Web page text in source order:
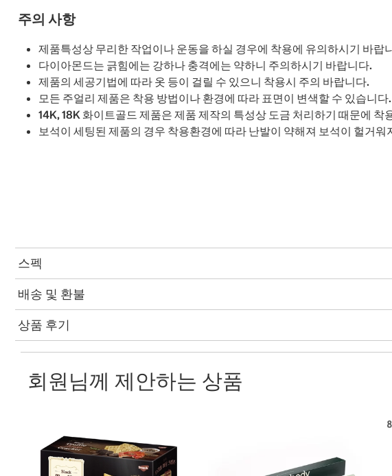
주의 사항
제품특성상 무리한 작업이나 운동을 하실 경우에 착용에 유의하시기 바랍
다이아몬드는 긁힘에는 강하나 충격에는 약하니 주의하시기 바랍니다.
제품의 세공기법에 따라 옷 등이 걸릴 수 있으니 착용시 주의 바랍니다.
모든 주얼리 제품은 착용 방법이나 환경에 따라 표면이 변색할 수 있습니다.
14K, 18K 화이트골드 제품은 제품 제작의 특성상 도금 처리하기 때문에
보석이 세팅된 제품의 경우 착용환경에 따라 난발이 약해져 보석이 헐거
스펙
배송 및 환불
상품 후기
회원님께 제안하는 상품